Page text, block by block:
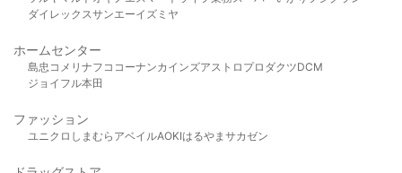
ダイレックスサンエーイズミヤ
ホームセンター
島忠 コメリ ナフコ コーナンカインズアストロプロダクツDCM
ジョイフル本田
ファッション
ユニクロ しまむら アベイルAOKIはるやま サカゼン